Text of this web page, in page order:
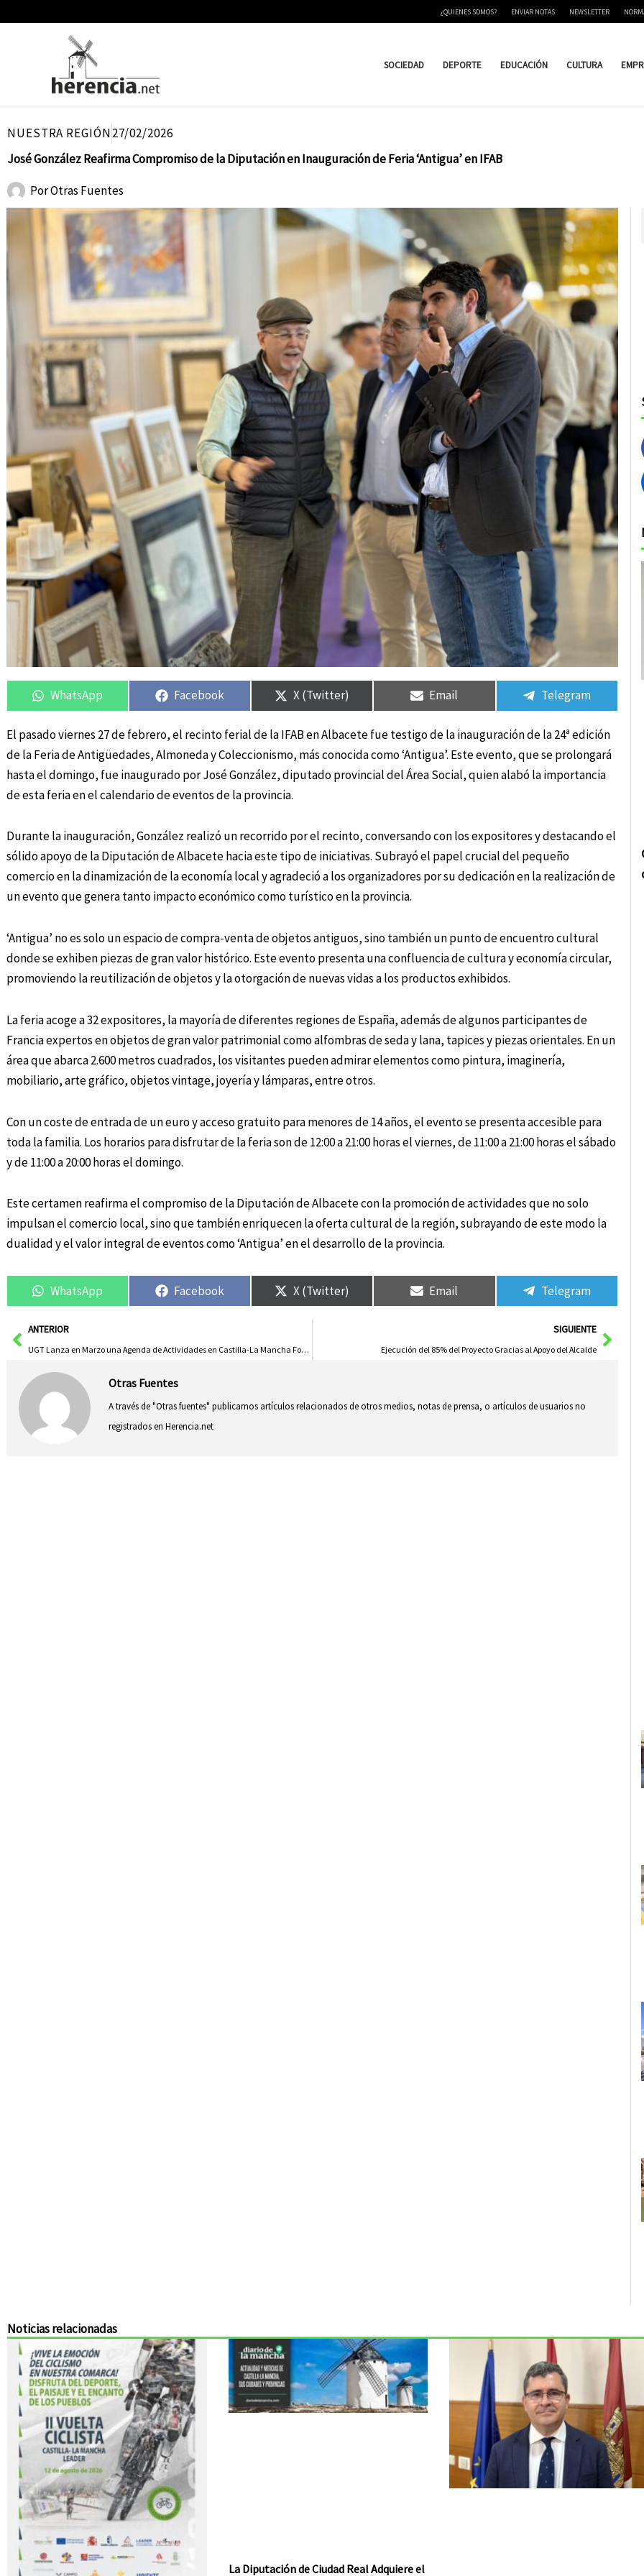
¿QUIENES SOMOS? ENVIAR NOTAS NEWSLETTER
SOCIEDAD DEPORTE EDUCACIÓN CULTURA
NUESTRA REGIÓN27/02/2026
José González Reafirma Compromiso de la Diputación en Inauguración de Feria ‘Antigua’ en IFAB
PorOtras Fuentes
Compartir
en
WhatsApp
Compartir
en
Facebook
Compartir
en
X (Twitter)
Compartir
en
Email
Compartir
en
Telegram
El pasado viernes 27 de febrero, el recinto ferial de la IFAB en Albacete fue testigo de la inauguración de la 24ª edición
de la Feria de Antigüedades, Almoneda y Coleccionismo, más conocida como ‘Antigua’. Este evento, que se prolongará
hasta el domingo, fue inaugurado por José González, diputado provincial del Área Social, quien alabó la importancia
de esta feria en el calendario de eventos de la provincia.
Durante la inauguración, González realizó un recorrido por el recinto, conversando con los expositores y destacando el
sólido apoyo de la Diputación de Albacete hacia este tipo de iniciativas. Subrayó el papel crucial del pequeño
comercio en la dinamización de la economía local y agradeció a los organizadores por su dedicación en la realización de
un evento que genera tanto impacto económico como turístico en la provincia.
‘Antigua’ no es solo un espacio de compra-venta de objetos antiguos, sino también un punto de encuentro cultural
donde se exhiben piezas de gran valor histórico. Este evento presenta una confluencia de cultura y economía circular,
promoviendo la reutilización de objetos y la otorgación de nuevas vidas a los productos exhibidos.
La feria acoge a 32 expositores, la mayoría de diferentes regiones de España, además de algunos participantes de
Francia expertos en objetos de gran valor patrimonial como alfombras de seda y lana, tapices y piezas orientales. En un
área que abarca 2.600 metros cuadrados, los visitantes pueden admirar elementos como pintura, imaginería,
mobiliario, arte gráfico, objetos vintage, joyería y lámparas, entre otros.
Con un coste de entrada de un euro y acceso gratuito para menores de 14 años, el evento se presenta accesible para
toda la familia. Los horarios para disfrutar de la feria son de 12:00 a 21:00 horas el viernes, de 11:00 a 21:00 horas el sábado
y de 11:00 a 20:00 horas el domingo.
Este certamen reafirma el compromiso de la Diputación de Albacete con la promoción de actividades que no solo
impulsan el comercio local, sino que también enriquecen la oferta cultural de la región, subrayando de este modo la
dualidad y el valor integral de eventos como ‘Antigua’ en el desarrollo de la provincia.
Compartir
en
WhatsApp
Compartir
en
Facebook
Compartir
en
X (Twitter)
Compartir
en
Email
Compartir
en
Telegram
AntANTERIOR
UGT Lanza en Marzo una Agenda de Actividades en Castilla-La Mancha Focalizada en Feminismo y Lucha Sindical
SIGUIENTE
Ejecución del 85% del Proyecto Gracias al Apoyo del Alcalde
Otras Fuentes
A través de "Otras fuentes" publicamos artículos relacionados de otros medios, notas de prensa, o artículos de usuarios no
registrados en Herencia.net
Noticias relacionadas
La Diputación de Ciudad Real Adquiere el